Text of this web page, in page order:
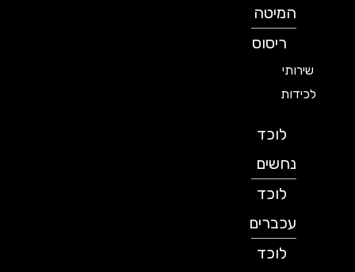
המיטה
ריסוס
שירותי
לכידות
לוכד
נחשים
לוכד
עכברים
לוכד